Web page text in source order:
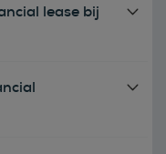
lease bij